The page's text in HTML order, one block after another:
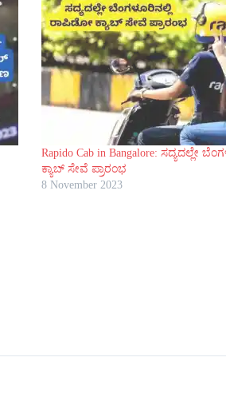
Rapido Cab in Bangalore: ಸದ್ಯದಲ್ಲೇ
ಕ್ಯಾಬ್ ಸೇವೆ ಪ್ರಾರಂಭ
8 November 2023